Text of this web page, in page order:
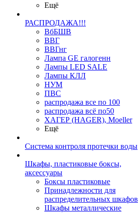
Ещё
РАСПРОДАЖА!!!
ВбБШВ
ВВГ
ВВГнг
Лампа GE галогенн
Лампы LED SALE
Лампы КЛЛ
НУМ
ПВС
распродажа все по 100
распродажа всё по50
ХАГЕР (HAGER), Moeller
Ещё
Система контроля протечки воды
Шкафы, пластиковые боксы,
аксессуары
Боксы пластиковые
Принадлежности для
распределительных шкафов
Шкафы металлические